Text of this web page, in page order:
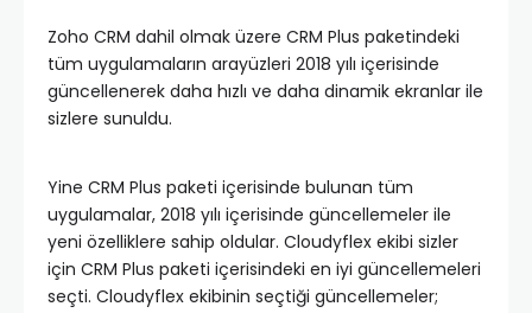
Zoho CRM dahil olmak üzere CRM Plus paketindeki
tüm uygulamaların arayüzleri 2018 yılı içerisinde
güncellenerek daha hızlı ve daha dinamik ekranlar ile
sizlere sunuldu.
Yine CRM Plus paketi içerisinde bulunan tüm
uygulamalar, 2018 yılı içerisinde güncellemeler ile
yeni özelliklere sahip oldular. Cloudyflex ekibi sizler
için CRM Plus paketi içerisindeki en iyi güncellemeleri
seçti. Cloudyflex ekibinin seçtiği güncellemeler;